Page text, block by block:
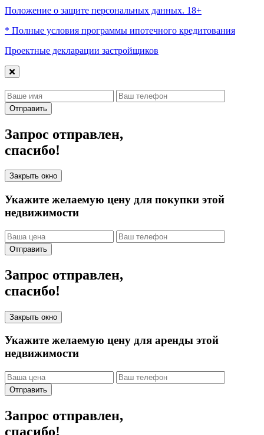
Положение о защите персональных данных. 18+
* Полные условия программы ипотечного кредитования
Проектные декларации застройщиков
Отправить
Запрос отправлен,
спасибо!
Закрыть окно
Укажите желаемую цену для покупки этой
недвижимости
Отправить
Запрос отправлен,
спасибо!
Закрыть окно
Укажите желаемую цену для аренды этой
недвижимости
Отправить
Запрос отправлен,
спасибо!